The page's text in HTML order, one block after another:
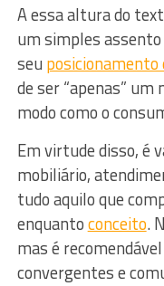
A essa altura do
um simples assento
seu posicionamento
de ser “apenas”
modo como o
Em virtude disso, é
mobiliário,
tudo aquilo que
enquantoconceito.
mas é
convergentes e